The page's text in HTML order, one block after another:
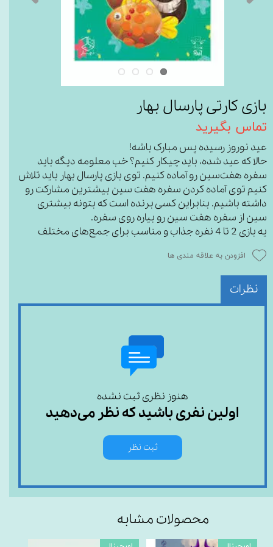
بازی کارتی پارسال بهار
تماس بگیرید
عید نوروز رسیده پس مبارک باشه!
حالا که عید شده، باید چیکار کنیم؟ خب معلومه دیگه باید
سفره هفت‌سین رو آماده کنیم. توی بازی پارسال بهار باید تلاش
کنیم توی آماده کردن سفره هفت سین بیشترین مشارکت رو
داشته باشیم. بنابراین کسی برنده است که بتونه بیشتری
سین از سفره هفت سین رو بیاره روی سفره.
یه بازی 2 تا 4 نفره جذاب و مناسب برای جمع‌های مختلف
افزودن به علاقه مندی ها
نظرات
هنوز نظری ثبت نشده
اولین نفری باشید که نظر می‌دهید
ثبت نظر
محصولات مشابه